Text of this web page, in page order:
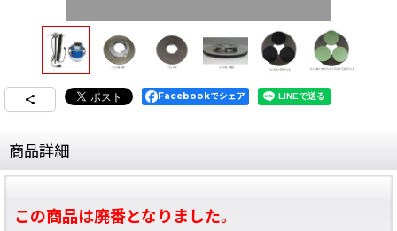
Facebookでシェア
商品詳細
この商品は廃番となりました。